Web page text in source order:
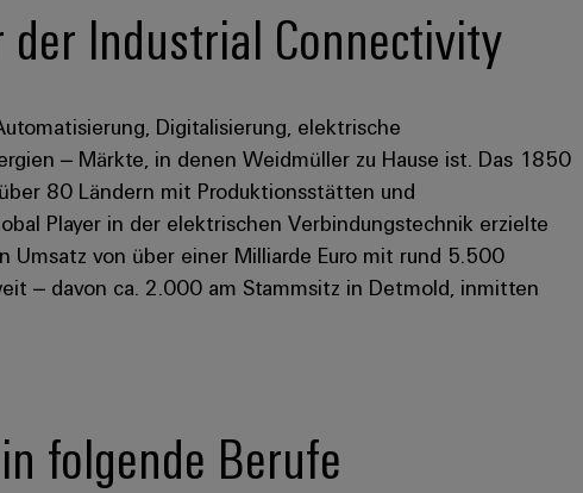
Industrial Connectivity
Digitalisierung, elektrische
– Märkte, in denen Weidmüller zu Hause ist. Das 1850
80 Ländern mit Produktionsstätten und
Player in der elektrischen Verbindungstechnik erzielte
von über einer Milliarde Euro mit rund 5.500
– davon ca. 2.000 am Stammsitz in Detmold, inmitten
folgende Berufe